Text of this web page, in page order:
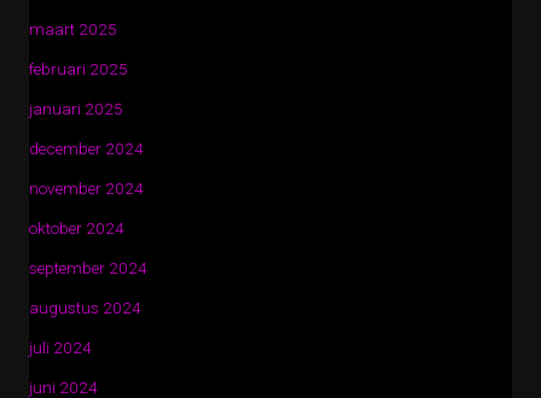
maart 2025
februari 2025
januari 2025
december 2024
november 2024
oktober 2024
september 2024
augustus 2024
juli 2024
juni 2024